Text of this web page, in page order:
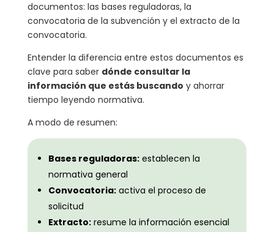
documentos: las bases reguladoras, la
convocatoria de la subvención y el extracto de la
convocatoria.
Entender la diferencia entre estos documentos es
clave para saber dónde consultar la
información que estás buscando y ahorrar
tiempo leyendo normativa.
A modo de resumen:
Bases reguladoras:establecen la
normativa general
Convocatoria:activa el proceso de
solicitud
Extracto:resume la información esencial